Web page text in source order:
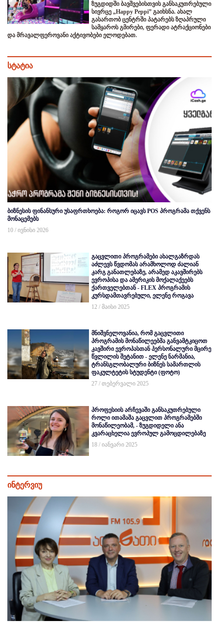
ზუგდიდში ბავშვებისთვის განსაკუთრებული
სივრცე „Happy Peppi” გაიხსნა. ახალ
გასართობ ცენტრში პატარებს ზღაპრული
სამყაროს გმირები, ფერადი ატრაქციონები
და მრავალფეროვანი აქტივობები ელოდებათ.
სტატია
ბიზნესის ფინანსური უსაფრთხოება: როგორ იცავს POS პროგრამა თქვენს
მონაცემებს
10 / ივნისი 2026
გაცვლითი პროგრამები ახალგაზრდას
აძლევს წვდომას არამხოლოდ ძალიან
კარგ განათლებაზე, არამედ აკავშირებს
ევროპისა და ამერიკის მოქალაქეებს
ქართველებთან - FLEX პროგრამის
კურსდამთავრებული, ელენე როგავა
12 / მაისი 2025
მნიშვნელოვანია, რომ გაცვლითი
პროგრამის მონაწილეებმა განვამტკიცოთ
კავშირი ევროპასთან პერსონალური მცირე
წვლილის შეტანით - ელენე ნარმანია,
ტრანსგლობალური ბიზნეს სამართლის
ფაკულტეტის სტუდენტი (ფოტო)
27 / თებერვალი 2025
პროფესიის არჩევაში განსაკუთრებული
როლი ითამაშა გაცვლით პროგრამებში
მონაწილეობამ, - ზუგდიდელი ანა
კვარაცხელია ევროპულ გამოცდილებაზე
18 / იანვარი 2025
ინტერვიუ